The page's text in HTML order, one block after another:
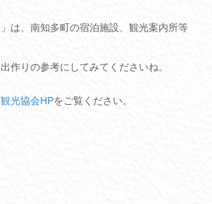
」は、南知多町の宿泊施設、観光案内所等
作りの参考にしてみてくださいね。
光協会HPをご覧ください。